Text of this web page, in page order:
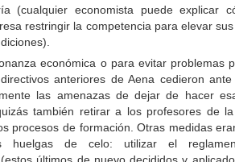
(cualquier economista puede explicar
restringir la competencia para elevar
económica o para evitar problemas
anteriores de Aena cedieron
las amenazas de dejar de hacer
también retirar a los profesores de
procesos de formación. Otras medidas
huelgas de celo: utilizar el